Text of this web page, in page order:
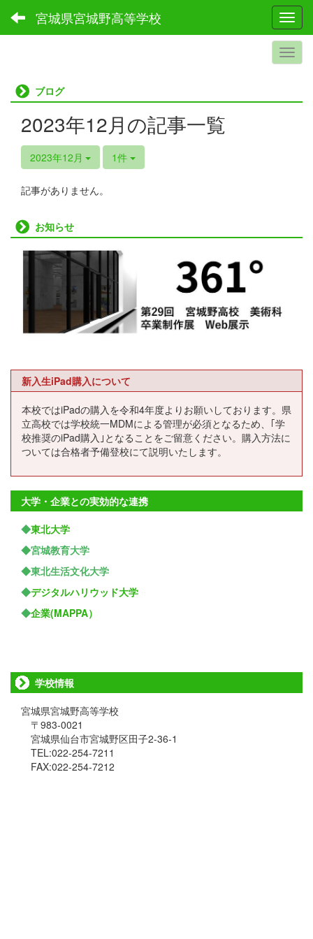
宮城県宮城野高等学校
ブログ
2023年12月の記事一覧
2023年12月 1件
記事がありません。
お知らせ
新入生iPad購入について
本校ではiPadの購入を令和4年度よりお願いしております。県
立高校では学校統一MDMによる管理が必須となるため、｢学
校推奨のiPad購入｣となることをご留意ください。購入方法に
ついては合格者予備登校にて説明いたします。
大学・企業との実効的な連携
◆東北大学
◆宮城教育大学
◆東北生活文化大学
◆デジタルハリウッド大学
◆企業(MAPPA）
学校情報
宮城県宮城野高等学校
〒983-0021
宮城県仙台市宮城野区田子2-36-1
TEL:022-254-7211
FAX:022-254-7212